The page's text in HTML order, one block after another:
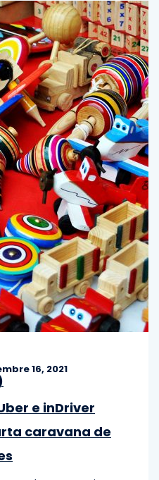
16, 2021
e inDriver
caravana de